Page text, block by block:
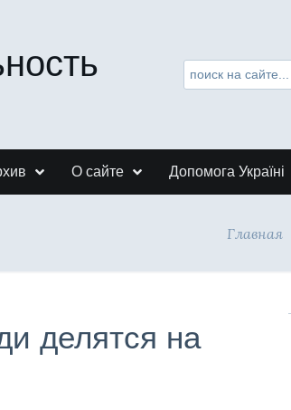
О сайте Допомога Україні
Главная
делятся на